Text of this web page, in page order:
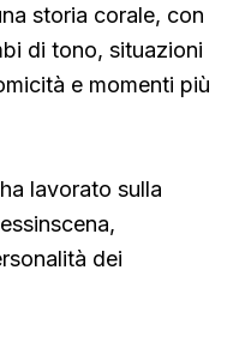
storia corale, con
di tono, situazioni
e momenti più
lavorato sulla
dei